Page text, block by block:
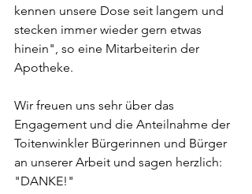
kennen unsere Dose seit langem und
stecken immer wieder gern etwas
hinein", so eine Mitarbeiterin der
Apotheke.
Wir freuen uns sehr über das
Engagement und die Anteilnahme der
Toitenwinkler Bürgerinnen und Bürger
an unserer Arbeit und sagen herzlich:
"DANKE!"